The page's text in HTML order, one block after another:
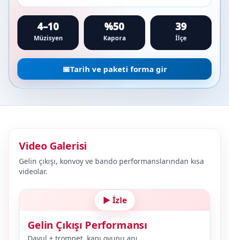
4–10
Müzisyen
%50
Kapora
39
İlçe
📅Tarih ve paketi forma gir
Video Galerisi
Gelin çıkışı, konvoy ve bando performanslarından kısa
videolar.
▶ İzle
Gelin Çıkışı Performansı